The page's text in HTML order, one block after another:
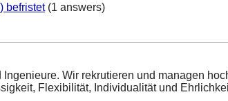
befristet(1 answers)
Wir rekrutieren und managen
Flexibilität, Individualität und